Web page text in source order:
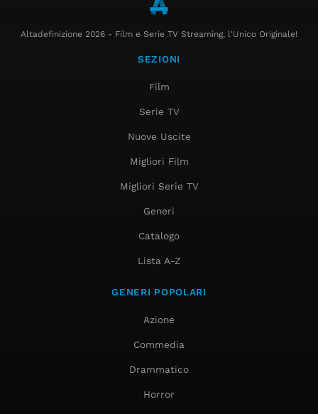
Altadefinizione 2026 - Film e Serie TV Streaming, l'Unico Originale!
SEZIONI
Film
Serie TV
Nuove Uscite
Migliori Film
Migliori Serie TV
Generi
Catalogo
Lista A-Z
GENERI POPOLARI
Azione
Commedia
Drammatico
Horror